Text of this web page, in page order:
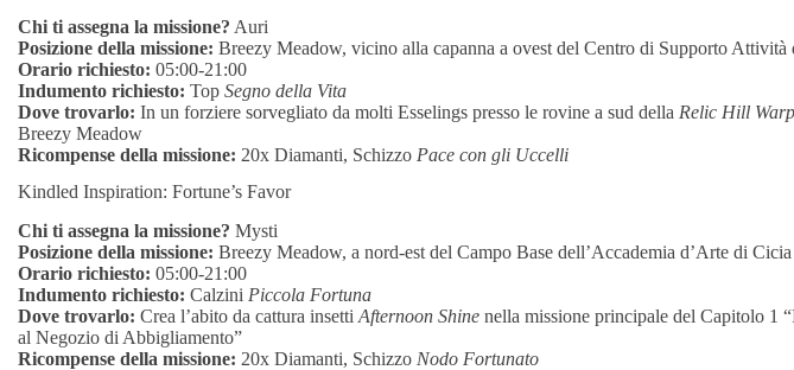
Chi ti assegna la missione? Auri
Posizione della missione: Breezy Meadow, vicino alla capanna a ovest del Centro di Supporto Attività
Orario richiesto: 05:00-21:00
Indumento richiesto: Top Segno della Vita
Dove trovarlo: In un forziere sorvegliato da molti Esselings presso le rovine a sud della Relic Hill
Breezy Meadow
Ricompense della missione: 20x Diamanti, Schizzo Pace con gli Uccelli
Kindled Inspiration: Fortune’s Favor
Chi ti assegna la missione? Mysti
Posizione della missione: Breezy Meadow, a nord-est del Campo Base dell’Accademia d’Arte di Cicia
Orario richiesto: 05:00-21:00
Indumento richiesto: Calzini Piccola Fortuna
Dove trovarlo: Crea l’abito da cattura insetti Afternoon Shine nella missione principale del Capitolo 1
al Negozio di Abbigliamento”
Ricompense della missione: 20x Diamanti, Schizzo Nodo Fortunato